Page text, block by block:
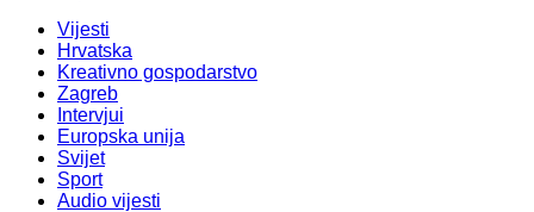
Vijesti
Hrvatska
Kreativno gospodarstvo
Zagreb
Intervjui
Europska unija
Svijet
Sport
Audio vijesti